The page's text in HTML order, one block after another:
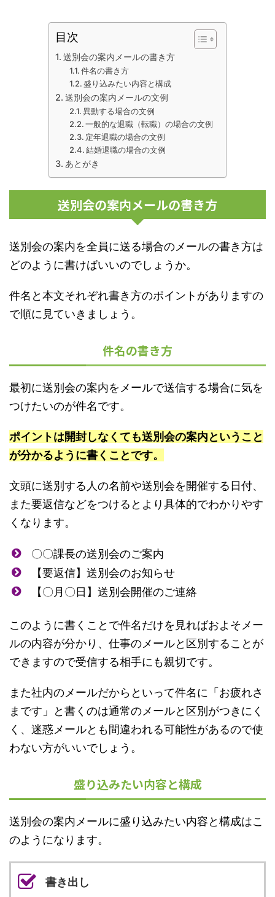
目次
送別会の案内メールの書き方
件名の書き方
盛り込みたい内容と構成
送別会の案内メールの文例
異動する場合の文例
一般的な退職（転職）の場合の文例
定年退職の場合の文例
結婚退職の場合の文例
あとがき
送別会の案内メールの書き方
送別会の案内を全員に送る場合のメールの書き方は
どのように書けばいいのでしょうか。
件名と本文それぞれ書き方のポイントがありますの
で順に見ていきましょう。
件名の書き方
最初に送別会の案内をメールで送信する場合に気を
つけたいのが件名です。
ポイントは開封しなくても送別会の案内ということ
が分かるように書くことです。
文頭に送別する人の名前や送別会を開催する日付、
また要返信などをつけるとより具体的でわかりやす
くなります。
〇〇課長の送別会のご案内
【要返信】送別会のお知らせ
【〇月〇日】送別会開催のご連絡
このように書くことで件名だけを見ればおよそメー
ルの内容が分かり、仕事のメールと区別することが
できますので受信する相手にも親切です。
また社内のメールだからといって件名に「お疲れさ
まです」と書くのは通常のメールと区別がつきにく
く、迷惑メールとも間違われる可能性があるので使
わない方がいいでしょう。
盛り込みたい内容と構成
送別会の案内メールに盛り込みたい内容と構成はこ
のようになります。
書き出し